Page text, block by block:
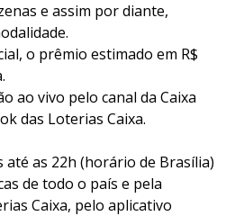
e assim por diante,
o prêmio estimado em R$
ao vivo pelo canal da Caixa
das Loterias Caixa.
as 22h (horário de Brasília)
de todo o país e pela
Caixa, pelo aplicativo